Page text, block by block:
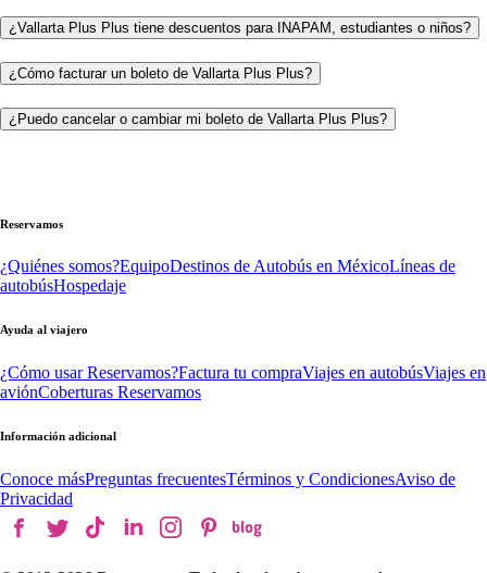
¿Vallarta Plus Plus tiene descuentos para INAPAM, estudiantes o niños?
¿Cómo facturar un boleto de Vallarta Plus Plus?
¿Puedo cancelar o cambiar mi boleto de Vallarta Plus Plus?
Reservamos
¿Quiénes somos?EquipoDestinos de Autobús en MéxicoLíneas de
autobúsHospedaje
Ayuda al viajero
¿Cómo usar Reservamos?Factura tu compraViajes en autobúsViajes en
aviónCoberturas Reservamos
Información adicional
Conoce másPreguntas frecuentesTérminos y CondicionesAviso de
Privacidad